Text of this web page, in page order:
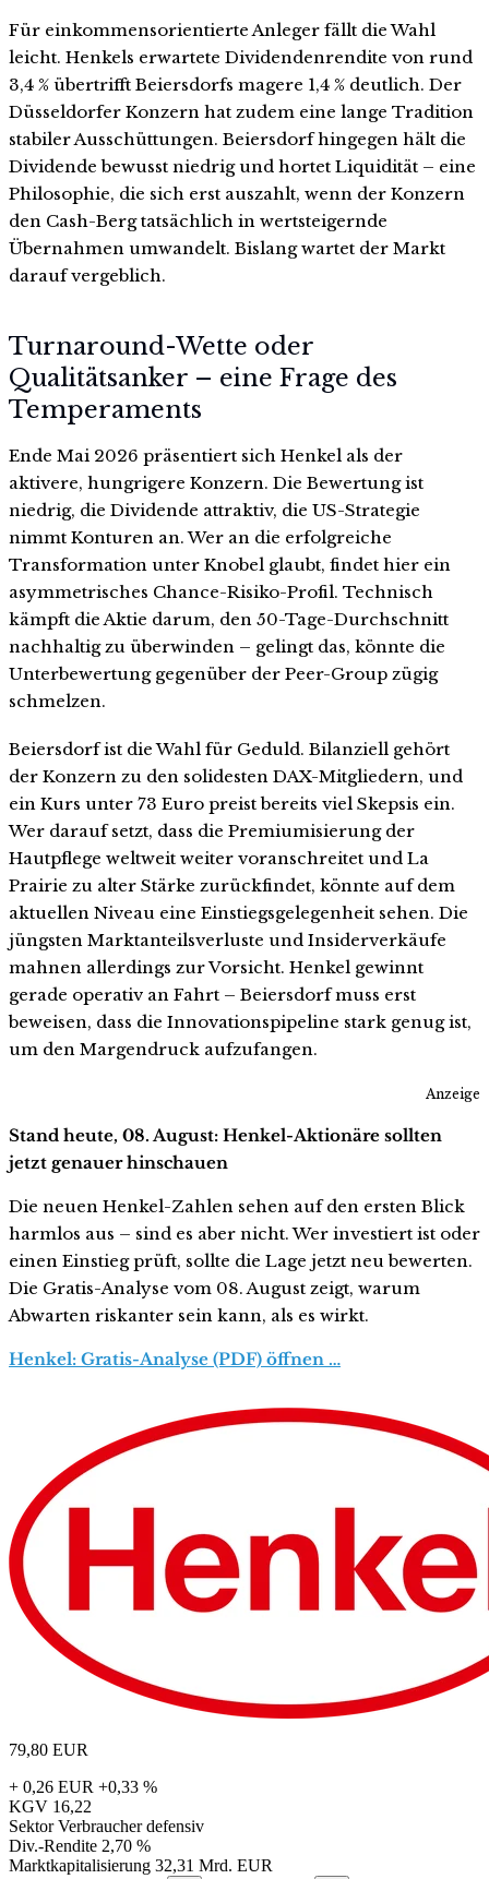
Für einkommensorientierte Anleger fällt die Wahl
leicht. Henkels erwartete Dividendenrendite von rund
3,4 % übertrifft Beiersdorfs magere 1,4 % deutlich. Der
Düsseldorfer Konzern hat zudem eine lange Tradition
stabiler Ausschüttungen. Beiersdorf hingegen hält die
Dividende bewusst niedrig und hortet Liquidität – eine
Philosophie, die sich erst auszahlt, wenn der Konzern
den Cash-Berg tatsächlich in wertsteigernde
Übernahmen umwandelt. Bislang wartet der Markt
darauf vergeblich.
Turnaround-Wette oder
Qualitätsanker – eine Frage des
Temperaments
Ende Mai 2026 präsentiert sich Henkel als der
aktivere, hungrigere Konzern. Die Bewertung ist
niedrig, die Dividende attraktiv, die US-Strategie
nimmt Konturen an. Wer an die erfolgreiche
Transformation unter Knobel glaubt, findet hier ein
asymmetrisches Chance-Risiko-Profil. Technisch
kämpft die Aktie darum, den 50-Tage-Durchschnitt
nachhaltig zu überwinden – gelingt das, könnte die
Unterbewertung gegenüber der Peer-Group zügig
schmelzen.
Beiersdorf ist die Wahl für Geduld. Bilanziell gehört
der Konzern zu den solidesten DAX-Mitgliedern, und
ein Kurs unter 73 Euro preist bereits viel Skepsis ein.
Wer darauf setzt, dass die Premiumisierung der
Hautpflege weltweit weiter voranschreitet und La
Prairie zu alter Stärke zurückfindet, könnte auf dem
aktuellen Niveau eine Einstiegsgelegenheit sehen. Die
jüngsten Marktanteilsverluste und Insiderverkäufe
mahnen allerdings zur Vorsicht. Henkel gewinnt
gerade operativ an Fahrt – Beiersdorf muss erst
beweisen, dass die Innovationspipeline stark genug ist,
um den Margendruck aufzufangen.
Anzeige
Stand heute, 08. August: Henkel-Aktionäre sollten
jetzt genauer hinschauen
Die neuen Henkel-Zahlen sehen auf den ersten Blick
harmlos aus – sind es aber nicht. Wer investiert ist oder
einen Einstieg prüft, sollte die Lage jetzt neu bewerten.
Die Gratis-Analyse vom 08. August zeigt, warum
Abwarten riskanter sein kann, als es wirkt.
Henkel: Gratis-Analyse (PDF) öffnen …
79,80 EUR
+ 0,26 EUR +0,33 %
KGV 16,22
Sektor Verbraucher defensiv
Div.-Rendite 2,70 %
Marktkapitalisierung 32,31 Mrd. EUR